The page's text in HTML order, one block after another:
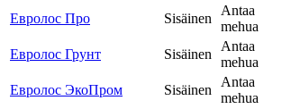
Евролос Про
Sisäinen
Antaa
mehua
Евролос Грунт
Sisäinen
Antaa
mehua
Евролос ЭкоПром
Sisäinen
Antaa
mehua